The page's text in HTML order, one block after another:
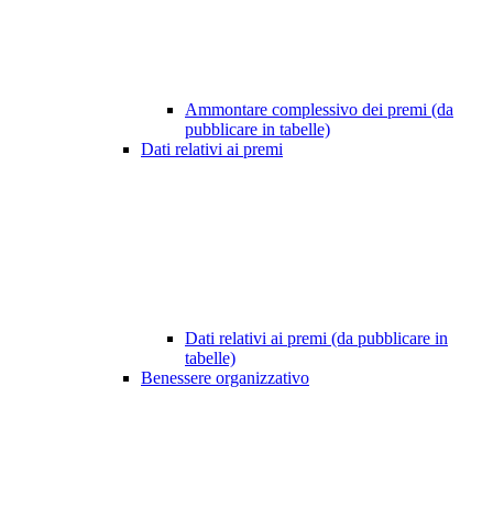
Ammontare complessivo dei premi (da
pubblicare in tabelle)
Dati relativi ai premi
Dati relativi ai premi (da pubblicare in
tabelle)
Benessere organizzativo